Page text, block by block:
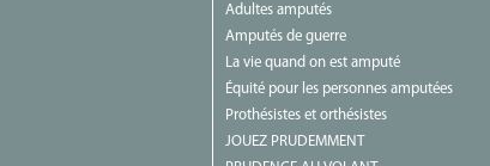
Adultes amputés
Amputés de guerre
La vie quand on est amputé
Équité pour les personnes amputées
Prothésistes et orthésistes
JOUEZ PRUDEMMENT